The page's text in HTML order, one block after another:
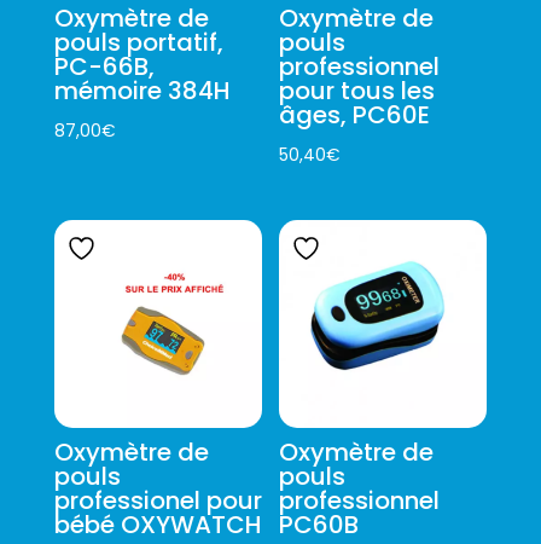
Oxymètre de
pouls portatif,
PC-66B,
mémoire 384H
87,00€
Oxymètre de
pouls
professionnel
pour tous les
âges, PC60E
50,40€
Oxymètre de
pouls
professionel pour
bébé OXYWATCH
Oxymètre de
pouls
professionnel
PC60B